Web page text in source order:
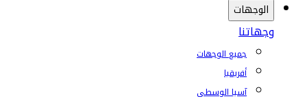
الوجهات
وجهاتنا
جميع الوجهات
أفريقيا
آسيا الوسطى